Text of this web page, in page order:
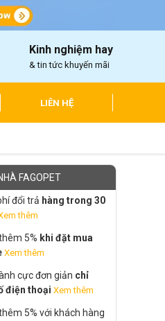
Kinh nghiệm hay
& tin tức khuyến mãi
LIÊN HỆ
FAGOPET
đổi trả hàng trong 30
thêm
5% khi đặt mua
Xem thêm
cực đơn giản chỉ
điện thoại Xem thêm
5% với khách hàng